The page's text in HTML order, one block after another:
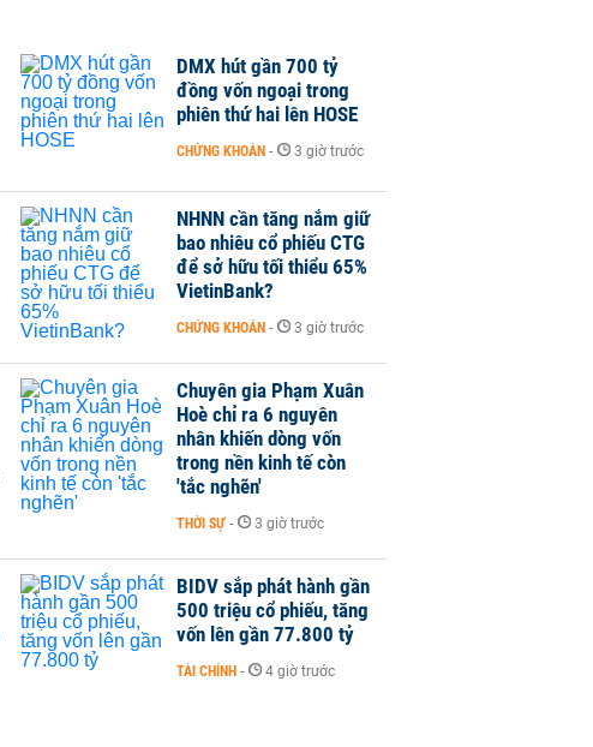
DMX hút gần 700 tỷ
đồng vốn ngoại trong
phiên thứ hai lên HOSE
CHỨNG KHOÁN - 3 giờ trước
NHNN cần tăng nắm giữ
bao nhiêu cổ phiếu CTG
để sở hữu tối thiểu 65%
VietinBank?
CHỨNG KHOÁN - 3 giờ trước
Chuyên gia Phạm Xuân
Hoè chỉ ra 6 nguyên
nhân khiến dòng vốn
trong nền kinh tế còn
'tắc nghẽn'
THỜI SỰ - 3 giờ trước
BIDV sắp phát hành gần
500 triệu cổ phiếu, tăng
vốn lên gần 77.800 tỷ
TÀI CHÍNH - 4 giờ trước